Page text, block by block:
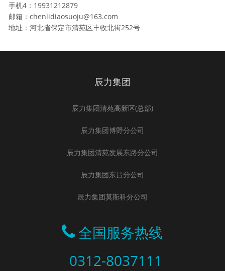
手机4：19931212879
邮箱：chenlidiaosuoju@163.com
地址：河北省保定市清苑区丰收北街252号
辰力集团
辰力集团清苑高新区(总部)
辰力集团博野分公司
辰力集团清苑发展东路分公司
辰力集团东吕分公司
辰力集团莫斯科分公司
全国服务热线
0312-8037111